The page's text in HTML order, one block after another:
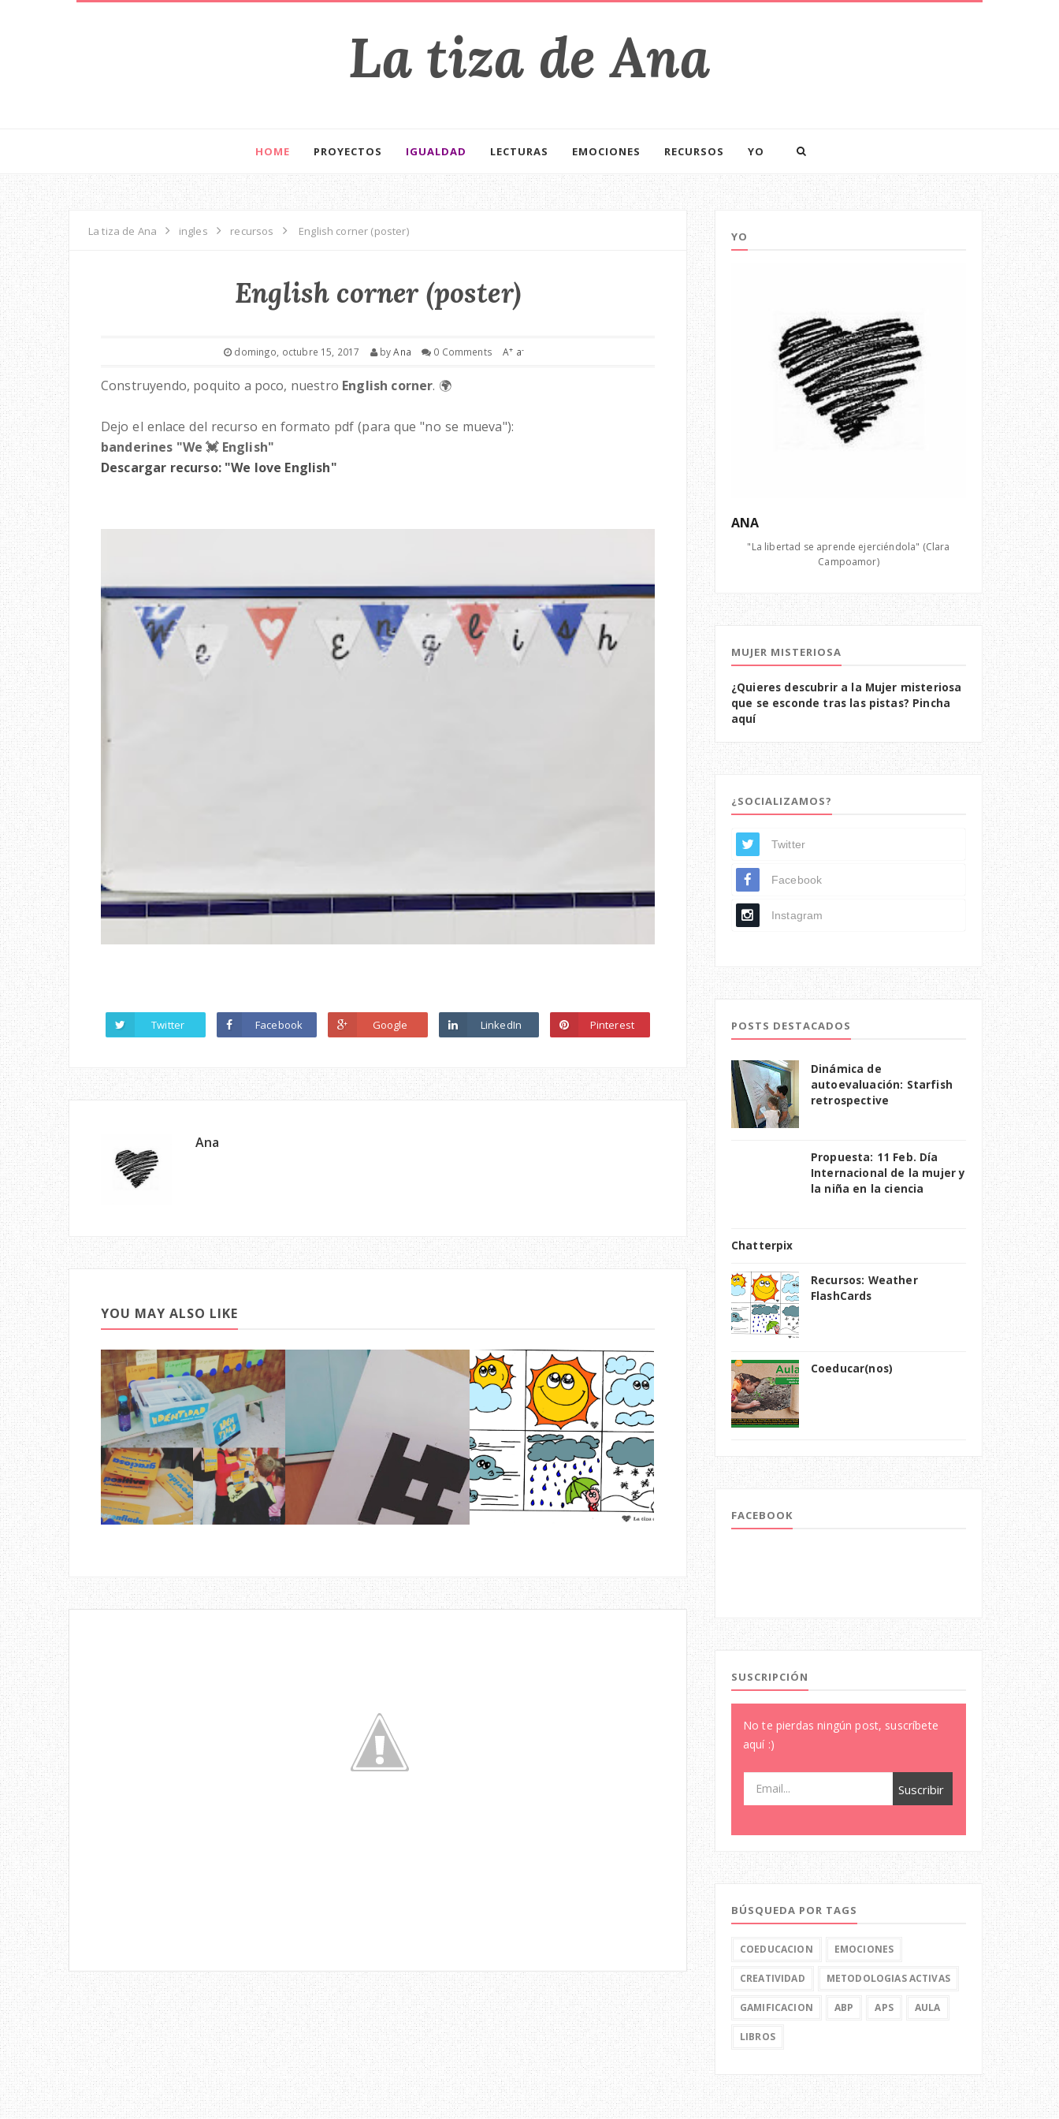
La tiza de Ana
HOME PROYECTOS IGUALDAD LECTURAS EMOCIONES RECURSOS YO
La tiza de Ana ingles recursos English corner (poster)
English corner (poster)
domingo, octubre 15, 2017 byAna 0 Comments A+ a-
Construyendo, poquito a poco, nuestro English corner. 🌍
Dejo el enlace del recurso en formato pdf (para que "no se mueva"):
banderines "We 💓 English"
Descargar recurso: "We love English"
Twitter Facebook Google LinkedIn Pinterest
Ana
YOU MAY ALSO LIKE
YO
ANA
"La libertad se aprende ejerciéndola" (Clara
Campoamor)
MUJER MISTERIOSA
¿Quieres descubrir a la Mujer misteriosa
que se esconde tras las pistas? Pincha
aquí
¿SOCIALIZAMOS?
Twitter
Facebook
Instagram
POSTS DESTACADOS
Dinámica de
autoevaluación: Starfish
retrospective
Propuesta: 11 Feb. Día
Internacional de la mujer y
la niña en la ciencia
Chatterpix
Recursos: Weather
FlashCards
Coeducar(nos)
FACEBOOK
SUSCRIPCIÓN
BÚSQUEDA POR TAGS
COEDUCACION EMOCIONES
CREATIVIDAD METODOLOGIAS ACTIVAS
GAMIFICACION ABP APS AULA
LIBROS